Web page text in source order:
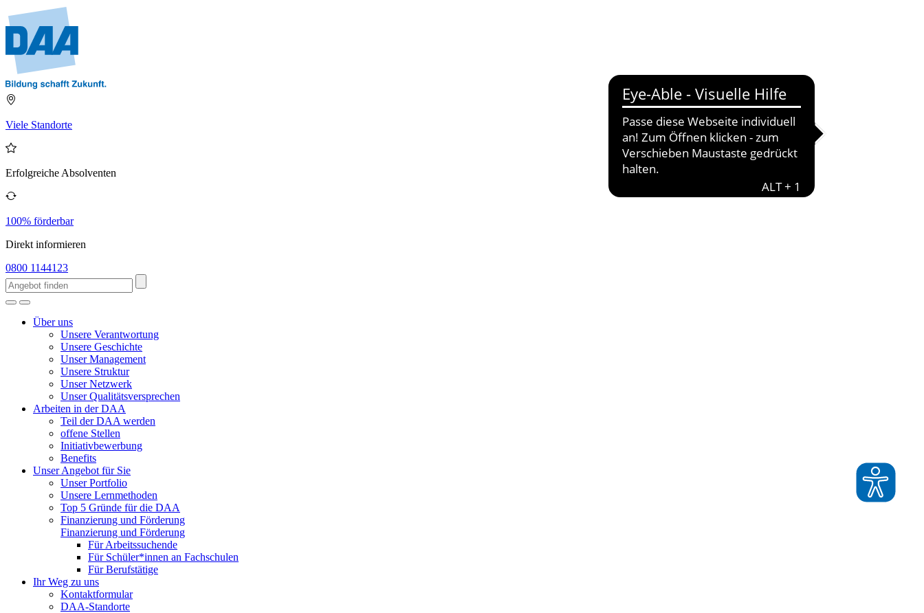
Viele Standorte
Erfolgreiche Absolventen
100% förderbar
Direkt informieren
0800 1144123
Über uns
Unsere Verantwortung
Unsere Geschichte
Unser Management
Unsere Struktur
Unser Netzwerk
Unser Qualitätsversprechen
Arbeiten in der DAA
Teil der DAA werden
offene Stellen
Initiativbewerbung
Benefits
Unser Angebot für Sie
Unser Portfolio
Unsere Lernmethoden
Top 5 Gründe für die DAA
Finanzierung und Förderung
Finanzierung und Förderung
Für Arbeitssuchende
Für Schüler*innen an Fachschulen
Für Berufstätige
Ihr Weg zu uns
Kontaktformular
DAA-Standorte